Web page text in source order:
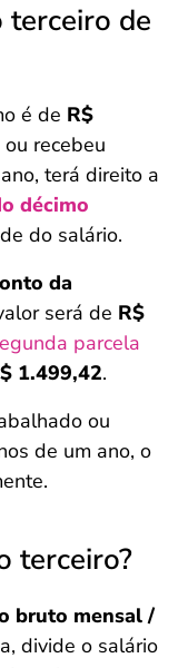
terceiro de
é de R$
recebeu
terá direito a
décimo
do salário.
da
será de R$
parcela
1.499,42.
ou
de um ano, o
terceiro?
bruto mensal /
divide o salário